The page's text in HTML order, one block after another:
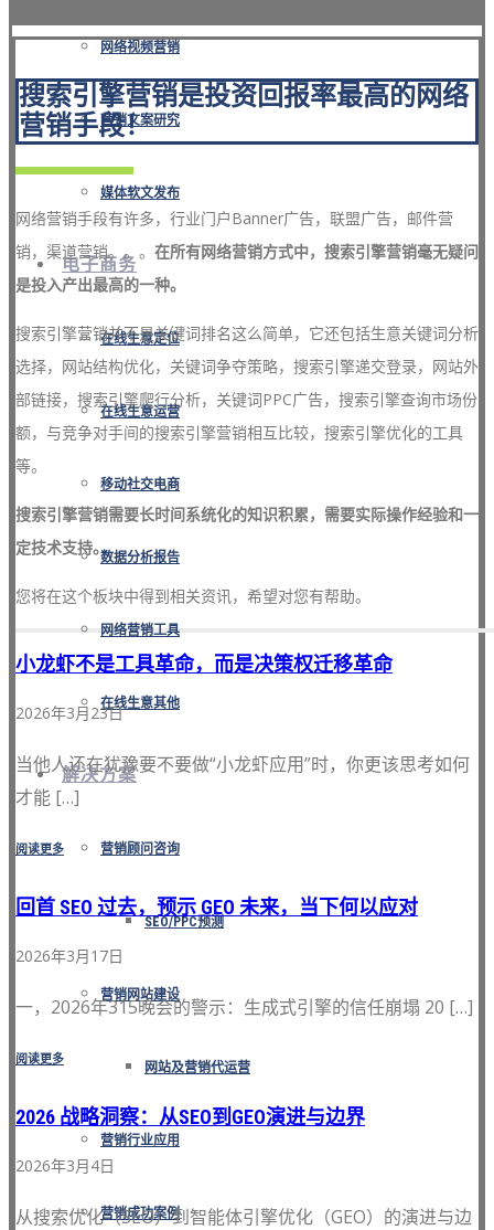
网络视频营销
营销文案研究
媒体软文发布
电子商务
在线生意定位
在线生意运营
移动社交电商
数据分析报告
网络营销工具
在线生意其他
解决方案
营销顾问咨询
SEO/PPC预测
营销网站建设
网站及营销代运营
营销行业应用
营销成功案例
搜索引擎营销是投资回报率最高的网络
营销手段！
网络营销手段有许多，行业门户Banner广告，联盟广告，邮件营
销，渠道营销。。。 在所有网络营销方式中，搜索引擎营销毫无疑问
是投入产出最高的一种。
搜索引擎营销并不是关键词排名这么简单，它还包括生意关键词分析
选择，网站结构优化，关键词争夺策略，搜索引擎递交登录，网站外
部链接，搜索引擎爬行分析，关键词PPC广告，搜索引擎查询市场份
额，与竞争对手间的搜索引擎营销相互比较，搜索引擎优化的工具
等。
搜索引擎营销需要长时间系统化的知识积累，需要实际操作经验和一
定技术支持。
您将在这个板块中得到相关资讯，希望对您有帮助。
小龙虾不是工具革命，而是决策权迁移革命
2026年3月23日
当他人还在犹豫要不要做“小龙虾应用”时，你更该思考如何
才能 […]
阅读更多
回首 SEO 过去，预示 GEO 未来，当下何以应对
2026年3月17日
一，2026年315晚会的警示：生成式引擎的信任崩塌 20 […]
阅读更多
2026 战略洞察：从SEO到GEO演进与边界
2026年3月4日
从搜索优化（SEO）到智能体引擎优化（GEO）的演进与边